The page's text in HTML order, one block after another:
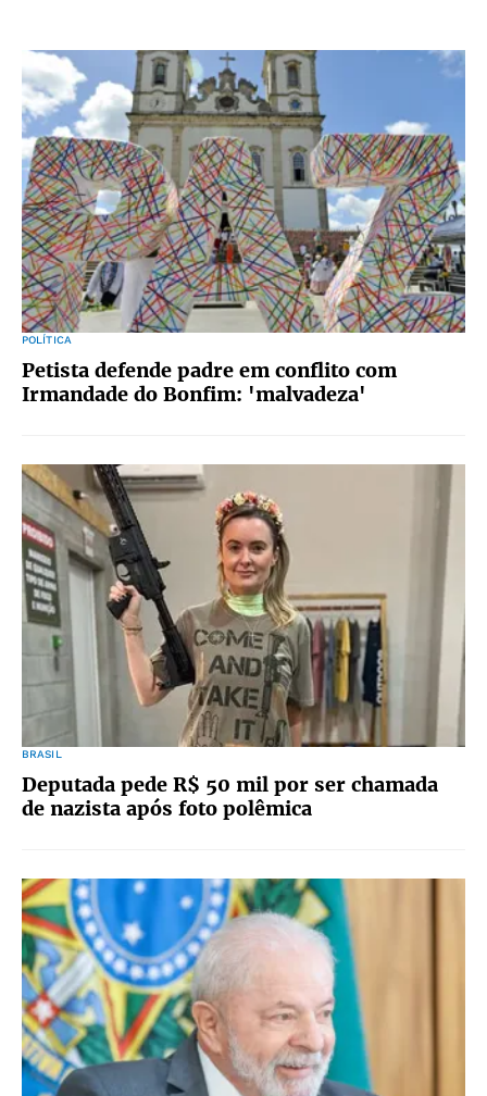
POLÍTICA
Petista defende padre em conflito com
Irmandade do Bonfim: 'malvadeza'
BRASIL
Deputada pede R$ 50 mil por ser chamada
de nazista após foto polêmica